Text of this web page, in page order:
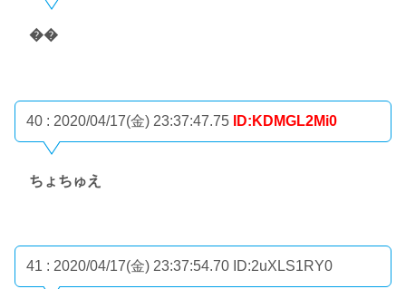
��
40 : 2020/04/17(金) 23:37:47.75 ID:KDMGL2Mi0
ちょちゅえ
41 : 2020/04/17(金) 23:37:54.70 ID:2uXLS1RY0